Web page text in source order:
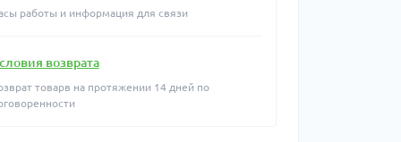
работы и информация для связи
возврата
товарв на протяжении 14 дней по